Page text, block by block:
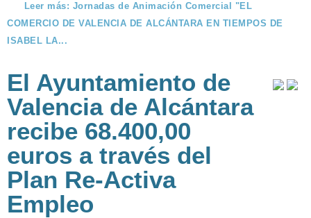
Leer más: Jornadas de Animación Comercial "EL
COMERCIO DE VALENCIA DE ALCÁNTARA EN TIEMPOS DE
ISABEL LA...
El Ayuntamiento de
Valencia de Alcántara
recibe 68.400,00
euros a través del
Plan Re-Activa
Empleo